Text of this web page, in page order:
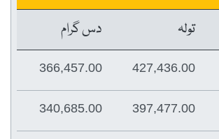
تولہ
دس گرام
427,436.00
366,457.00
397,477.00
340,685.00